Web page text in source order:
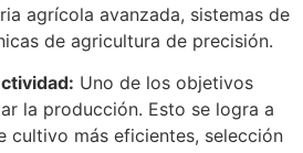
agrícola avanzada, sistemas de
de agricultura de precisión.
Uno de los objetivos
la producción. Esto se logra a
cultivo más eficientes, selección